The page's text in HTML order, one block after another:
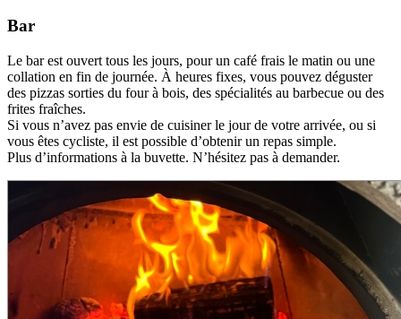
Bar
Le bar est ouvert tous les jours, pour un café frais le matin ou une
collation en fin de journée. À heures fixes, vous pouvez déguster
des pizzas sorties du four à bois, des spécialités au barbecue ou des
frites fraîches.
Si vous n’avez pas envie de cuisiner le jour de votre arrivée, ou si
vous êtes cycliste, il est possible d’obtenir un repas simple.
Plus d’informations à la buvette. N’hésitez pas à demander.